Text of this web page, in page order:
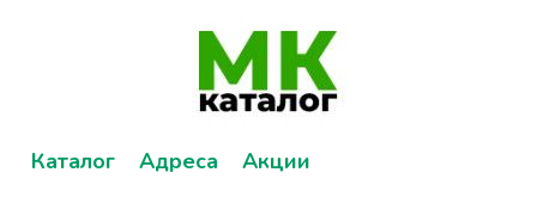
Каталог Адреса Акции